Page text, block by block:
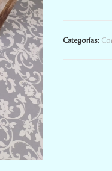
Categorías: